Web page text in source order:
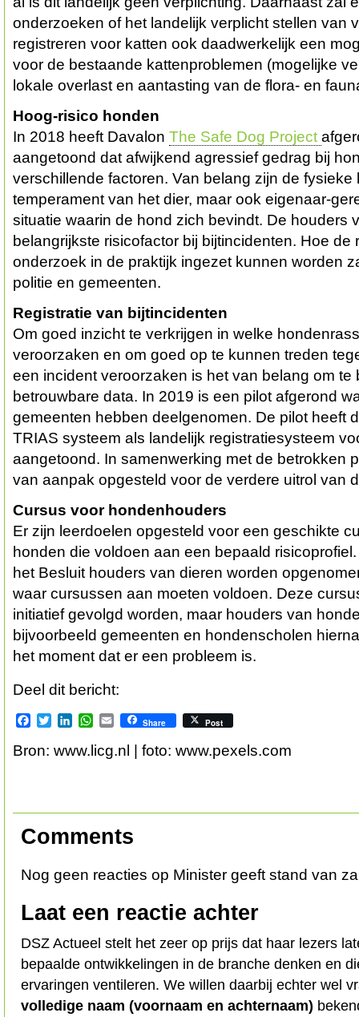
onderzoeken of het landelijk verplicht stellen van
registreren voor katten ook daadwerkelijk een
voor de bestaande kattenproblemen (mogelijke
lokale overlast en aantasting van de flora- en
Hoog-risico honden
In 2018 heeft Davalon The Safe Dog Project
aangetoond dat afwijkend agressief gedrag bij
verschillende factoren. Van belang zijn de fysieke
temperament van het dier, maar ook eigenaar-
situatie waarin de hond zich bevindt. De houders
belangrijkste risicofactor bij bijtincidenten. Hoe de
onderzoek in de praktijk ingezet kunnen worden
politie en gemeenten.
Registratie van bijtincidenten
Om goed inzicht te verkrijgen in welke
veroorzaken en om goed op te kunnen treden
een incident veroorzaken is het van belang om te
betrouwbare data. In 2019 is een pilot afgerond
gemeenten hebben deelgenomen. De pilot heeft
TRIAS systeem als landelijk registratiesysteem
aangetoond. In samenwerking met de betrokken
van aanpak opgesteld voor de verdere uitrol van
Cursus voor hondenhouders
Er zijn leerdoelen opgesteld voor een geschikte
honden die voldoen aan een bepaald
het Besluit houders van dieren worden
waar cursussen aan moeten voldoen. Deze
initiatief gevolgd worden, maar houders van
bijvoorbeeld gemeenten en hondenscholen
het moment dat er een probleem is.
Deel dit bericht:
Facebook
TwitterLinkedInWhatsApp
EmailShare Post
Bron: www.licg.nl | foto: www.pexels.com
Comments
Nog geen reacties op Minister geeft stand van
Laat een reactie achter
DSZ Actueel stelt het zeer op prijs dat haar lezers
bepaalde ontwikkelingen in de branche denken en
ervaringen ventileren. We willen daarbij echter wel
volledige naam (voornaam en achternaam)